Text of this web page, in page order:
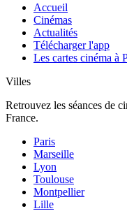
Accueil
Cinémas
Actualités
Télécharger l'app
Les cartes cinéma à
Villes
Retrouvez les séances de
France.
Paris
Marseille
Lyon
Toulouse
Montpellier
Lille